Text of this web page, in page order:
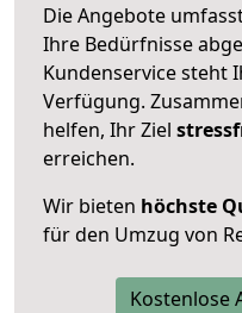
Die Angebote
Ihre Bedürfnisse
Kundenservice steht
Verfügung.
helfen, Ihr Ziel
erreichen.
Wir bieten höchste
für den Umzug von
Kostenlose